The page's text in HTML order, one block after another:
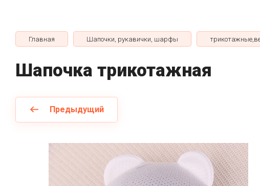
Главная Шапочки, рукавички, шарфы
Шапочка трикотажная
Предыдущий